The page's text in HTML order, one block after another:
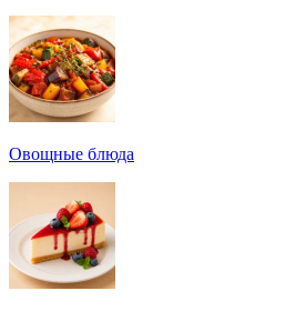
Овощные блюда